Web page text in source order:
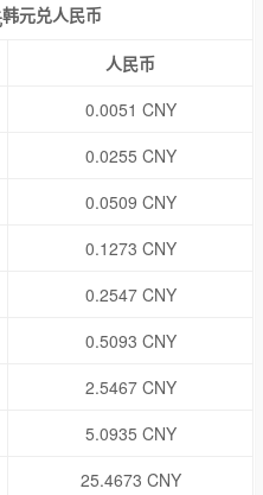
韩元兑人民币
人民币
0.0051 CNY
0.0255 CNY
0.0509 CNY
0.1273 CNY
0.2547 CNY
0.5093 CNY
2.5467 CNY
5.0935 CNY
25.4673 CNY